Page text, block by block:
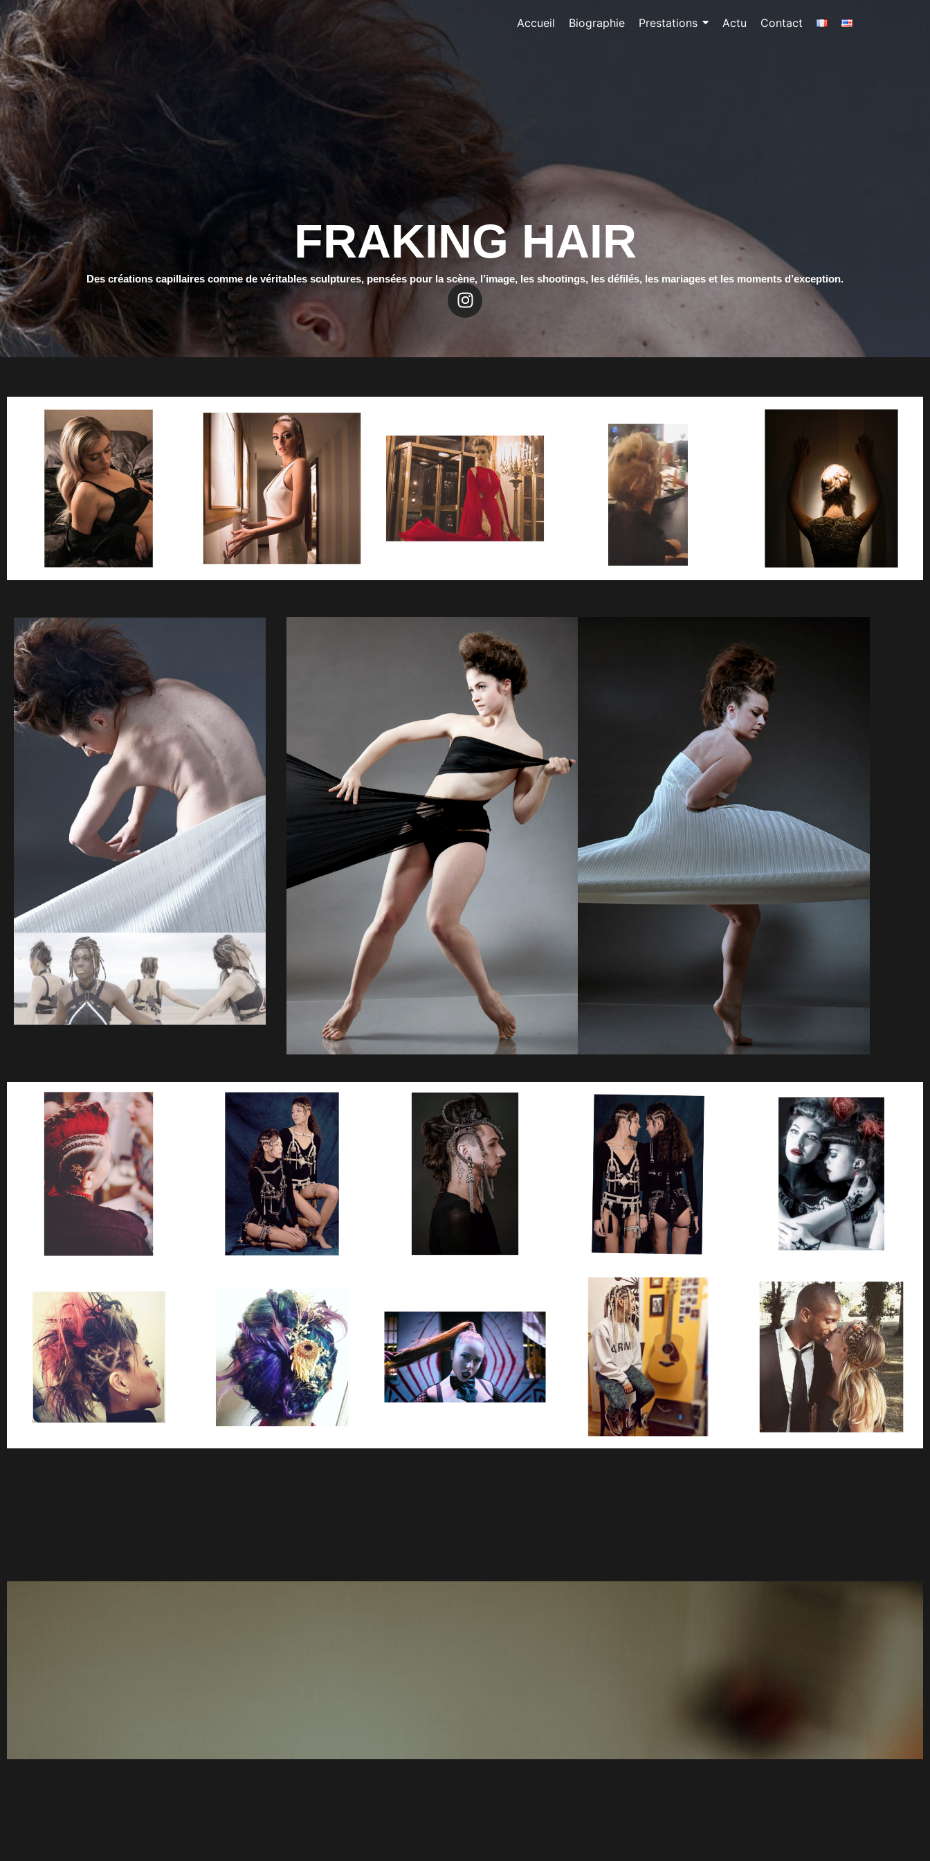
Accueil Biographie Prestations Actu Contact
FRAKING HAIR
Des créations capillaires comme de véritables sculptures, pensées pour la scène, l’image, les shootings, les défilés, les mariages et les moments d’exception.